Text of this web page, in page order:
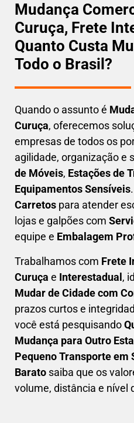
Mudança
Curuça, Frete
Quanto Custa
Todo o Brasil?
Quando o assunto é M
Curuça, oferecemos
empresas de todos os
agilidade, organização e
de Móveis, Estações de
Equipamentos Sensíveis
Carretos para atender
lojas e galpões com
equipe e Embalagem
Trabalhamos com Frete
Curuça e Interestadual,
Mudar de Cidade com
prazos curtos e
você está pesquisandoQ
Mudança para Outro
Pequeno Transporte em
Barato saiba que os
volume, distância e nível